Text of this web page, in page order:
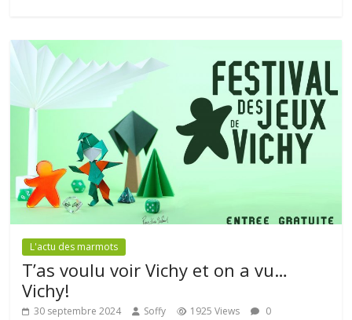
L'actu des marmots
T’as voulu voir Vichy et on a vu…
Vichy!
30 septembre 2024 Soffy 1925 Views
0